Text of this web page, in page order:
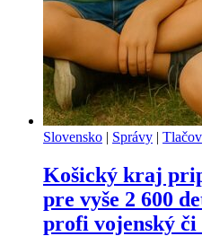
Slovensko | Správy |
Košický kraj
pre vyše 2 600
profi vojenský